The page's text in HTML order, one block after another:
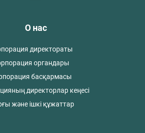
О нас
директораты
органдары
басқармасы
директорлар кеңесі
және ішкі құжаттар